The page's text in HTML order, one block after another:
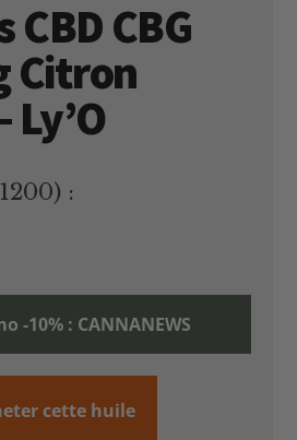
CBG
Citron
Ly’O
:
-10% : CANNANEWS
cette huile